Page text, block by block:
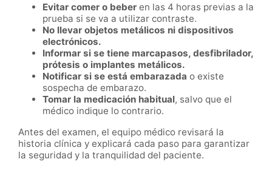
Evitar comer o beber en las 4 horas previas a la
prueba si se va a utilizar contraste.
No llevar objetos metálicos ni dispositivos
electrónicos.
Informar si se tiene marcapasos, desfibrilador,
prótesis o implantes metálicos.
Notificar si se está embarazada o existe
sospecha de embarazo.
Tomar la medicación habitual, salvo que el
médico indique lo contrario.
Antes del examen, el equipo médico revisará la
historia clínica y explicará cada paso para garantizar
la seguridad y la tranquilidad del paciente.